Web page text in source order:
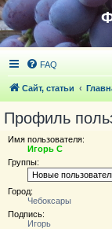
FAQ
Сайт, статьи
Профиль
Имя пользователя:
Игорь С
Группы:
Город:
Чебоксары
Подпись:
Игорь